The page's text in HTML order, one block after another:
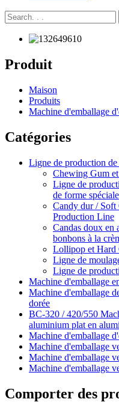
Produit
Maison
Produits
Machine d'emballage
Catégories
Ligne de production de
Chewing Gum
Ligne de
de forme spéciale
Candy dur / Soft
Production Line
Candas doux en
bonbons à la
Lollipop et Hard
Ligne de
Ligne de
Machine d'emballage
Machine d'emballage
dorée
BC-320 / 420/550
aluminium plat en
Machine d'emballage
Machine d'emballage
Machine d'emballage
Machine d'emballage
Comporter des